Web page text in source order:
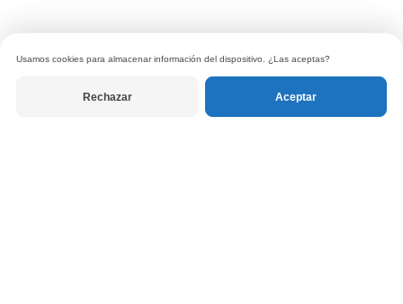
Usamos cookies para almacenar información del dispositivo. ¿Las aceptas?
Aceptar
Rechazar